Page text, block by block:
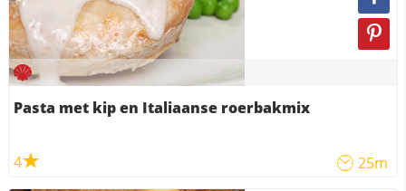
Pasta met kip en Italiaanse roerbakmix
4 25m